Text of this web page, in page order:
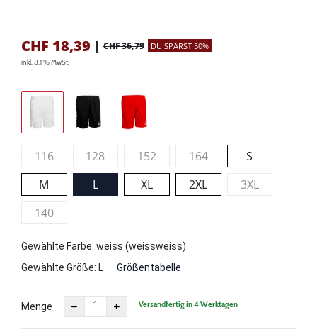
CHF 18,39 | CHF 36,79 DU SPARST 50%
inkl. 8.1 % MwSt.
116 128 152 164
S
M
L XL 2XL
3XL
140
Gewählte Farbe: weiss (weissweiss)
Gewählte Größe: L Größentabelle
Menge Versandfertig in 4 Werktagen